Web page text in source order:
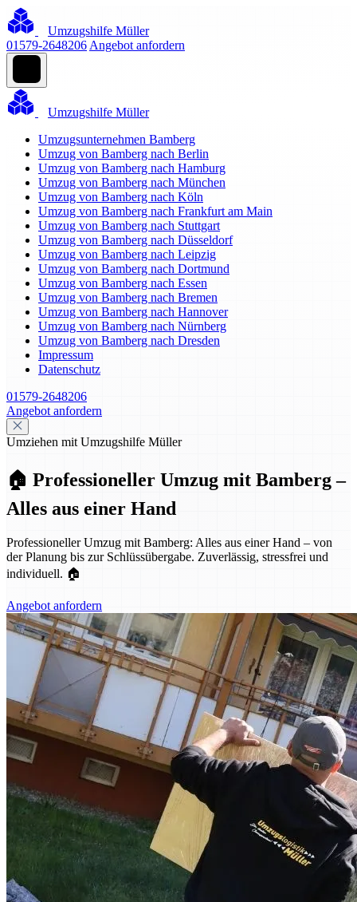
Umzugshilfe Müller
01579-2648206 Angebot anfordern
Umzugshilfe Müller
Umzugsunternehmen Bamberg
Umzug von Bamberg nach Berlin
Umzug von Bamberg nach Hamburg
Umzug von Bamberg nach München
Umzug von Bamberg nach Köln
Umzug von Bamberg nach Frankfurt am Main
Umzug von Bamberg nach Stuttgart
Umzug von Bamberg nach Düsseldorf
Umzug von Bamberg nach Leipzig
Umzug von Bamberg nach Dortmund
Umzug von Bamberg nach Essen
Umzug von Bamberg nach Bremen
Umzug von Bamberg nach Hannover
Umzug von Bamberg nach Nürnberg
Umzug von Bamberg nach Dresden
Impressum
Datenschutz
01579-2648206
Angebot anfordern
Umziehen mit Umzugshilfe Müller
🏠 Professioneller Umzug mit Bamberg –
Alles aus einer Hand
Professioneller Umzug mit Bamberg: Alles aus einer Hand – von
der Planung bis zur Schlüssübergabe. Zuverlässig, stressfrei und
individuell. 🏠
Angebot anfordern